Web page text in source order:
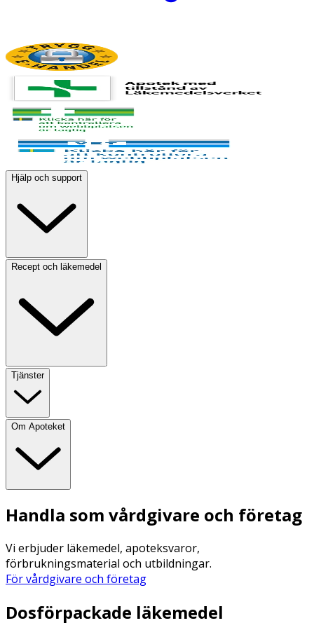
Hjälp och support
Recept och läkemedel
Tjänster
Om Apoteket
Handla som vårdgivare och företag
Vi erbjuder läkemedel, apoteksvaror,
förbrukningsmaterial och utbildningar.
För vårdgivare och företag
Dosförpackade läkemedel